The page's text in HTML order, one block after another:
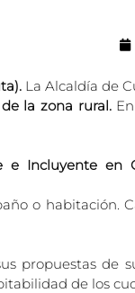
La Alcaldía de
la zona rural.En
e Incluyente en
o habitación.
de
de los